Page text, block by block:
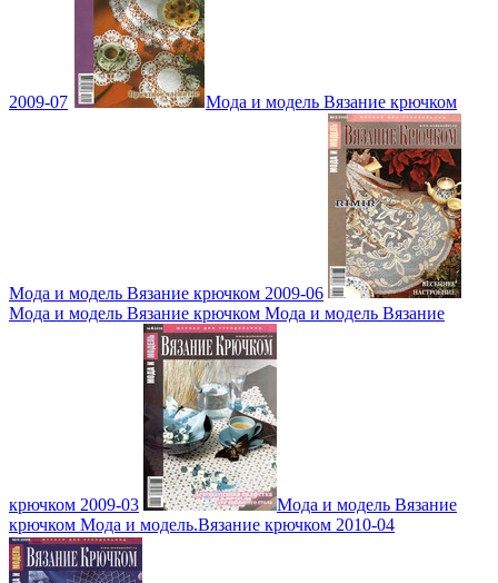
2009-07 Мода и модель Вязание крючком
Мода и модель Вязание крючком 2009-06
Мода и модель Вязание крючком Мода и модель Вязание
крючком 2009-03
Мода и модель Вязание
крючком Мода и модель.Вязание крючком 2010-04